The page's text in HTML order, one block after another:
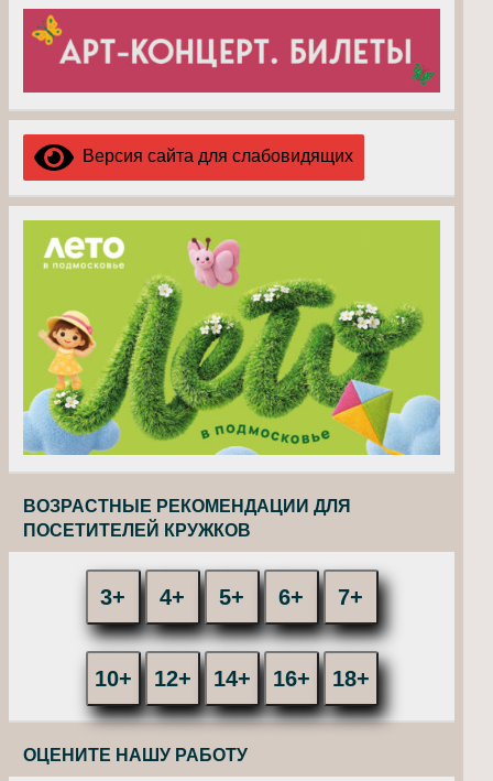
Версия сайта для слабовидящих
ВОЗРАСТНЫЕ РЕКОМЕНДАЦИИ ДЛЯ
ПОСЕТИТЕЛЕЙ КРУЖКОВ
3+ 4+ 5+ 6+ 7+
10+ 12+ 14+ 16+ 18+
ОЦЕНИТЕ НАШУ РАБОТУ